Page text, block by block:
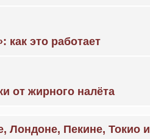
как это работает
от жирного налёта
Лондоне, Пекине, Токио и